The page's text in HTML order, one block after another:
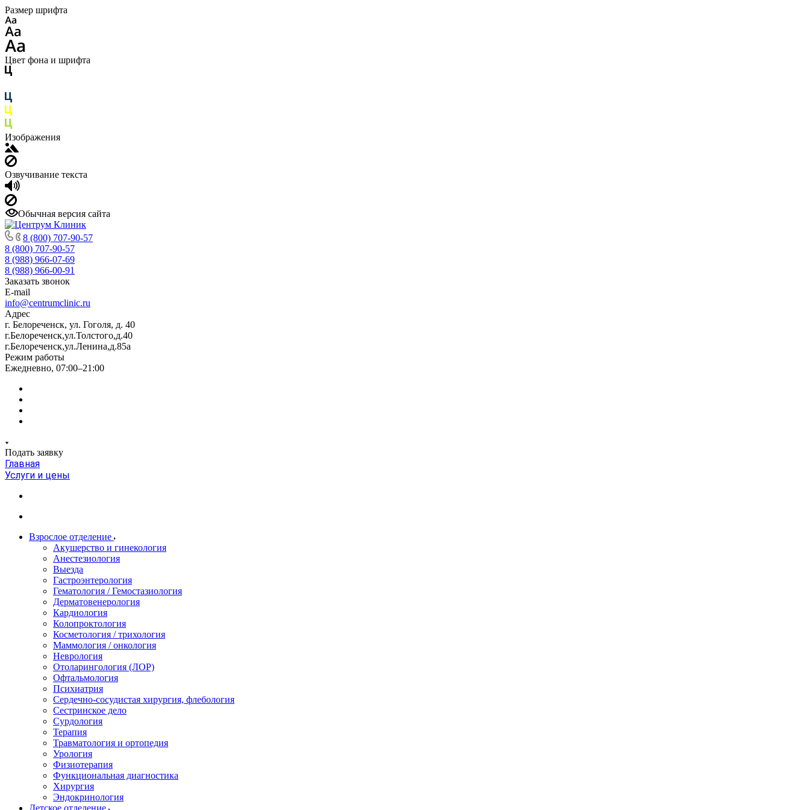
Размер шрифта
Цвет фона и шрифта
Изображения
Озвучивание текста
Обычная версия сайта
8 (800) 707-90-57
8 (800) 707-90-57
8 (988) 966-07-69
8 (988) 966-00-91
Заказать звонок
E-mail
info@centrumclinic.ru
Адрес
г. Белореченск, ул. Гоголя, д. 40
г.Белореченск,ул.Толстого,д.40
г.Белореченск,ул.Ленина,д.85а
Режим работы
Ежедневно, 07:00–21:00
Подать заявку
Главная
Услуги и цены
Взрослое отделение
Акушерство и гинекология
Анестезиология
Выезда
Гастроэнтерология
Гематология / Гемостазиология
Дерматовенерология
Кардиология
Колопроктология
Косметология / трихология
Маммология / онкология
Неврология
Отоларингология (ЛОР)
Офтальмология
Психиатрия
Сердечно-сосудистая хирургия, флебология
Сестринское дело
Сурдология
Терапия
Травматология и ортопедия
Урология
Физиотерапия
Функциональная диагностика
Хирургия
Эндокринология
Детское отделение